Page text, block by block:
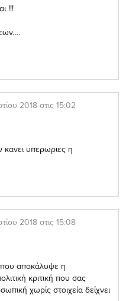
!!!
2018 στις 15:02
κανει υπερωριες η
2018 στις 15:08
αποκάλυψε η
κριτική που σας
χωρίς στοιχεία δείχνει